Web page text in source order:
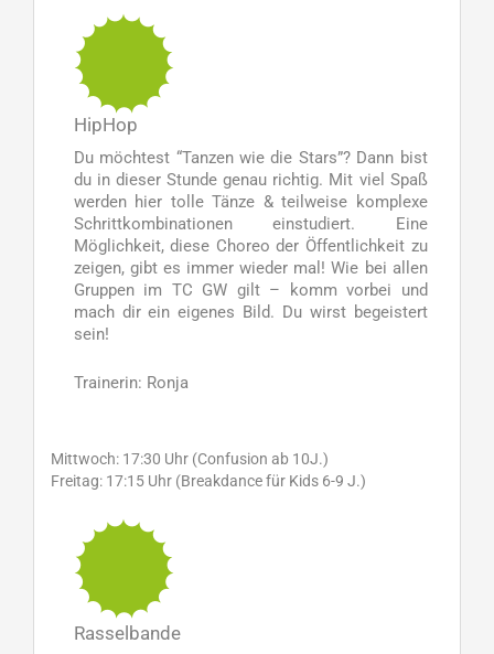
HipHop
Du möchtest “Tanzen wie die Stars”? Dann bist
du in dieser Stunde genau richtig. Mit viel Spaß
werden hier tolle Tänze & teilweise komplexe
Schrittkombinationen einstudiert. Eine
Möglichkeit, diese Choreo der Öffentlichkeit zu
zeigen, gibt es immer wieder mal! Wie bei allen
Gruppen im TC GW gilt – komm vorbei und
mach dir ein eigenes Bild. Du wirst begeistert
sein!
Trainerin: Ronja
Mittwoch: 17:30 Uhr (Confusion ab 10J.)
Freitag: 17:15 Uhr (Breakdance für Kids 6-9 J.)
Rasselbande